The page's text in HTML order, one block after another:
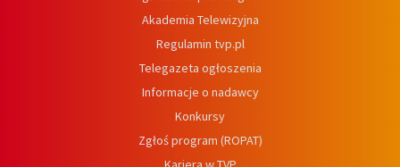
Akademia Telewizyjna
Regulamin tvp.pl
Telegazeta ogłoszenia
Informacje o nadawcy
Konkursy
Zgłoś program (ROPAT)